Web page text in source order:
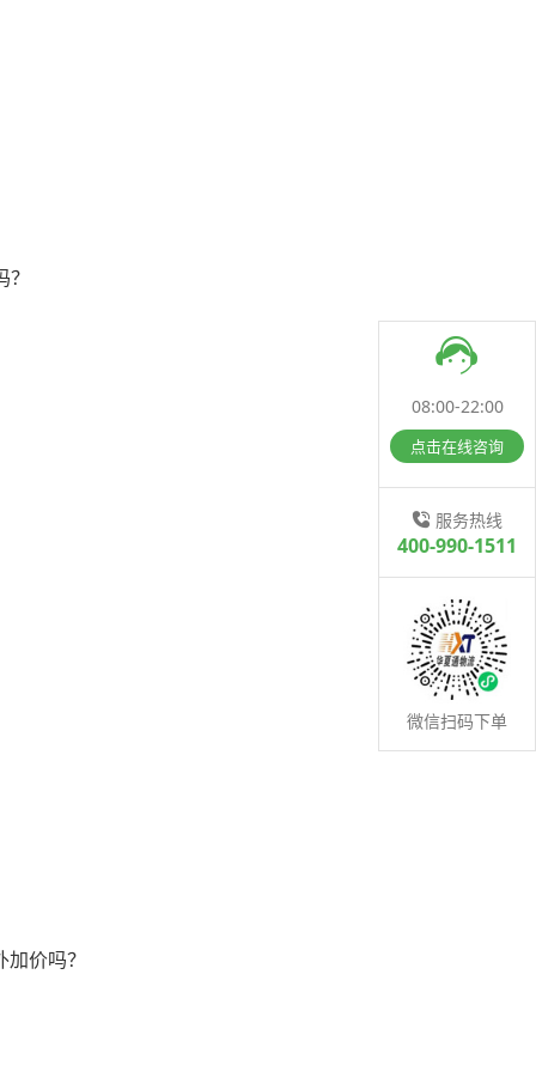
价吗？
08:00-22:00
点击在线咨询
服务热线
400-990-1511
微信扫码下单